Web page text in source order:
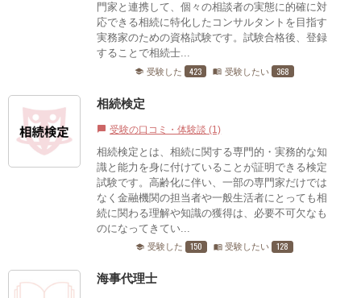
門家と連携して、個々の相談者の実態に的確に対
応できる相続に特化したコンサルタントを目指す
実務家のための資格試験です。試験合格後、登録
することで相続士...
school 受験した 423 menu_book 受験したい 368
相続検定
chat_bubble 受験の口コミ・体験談 (1)
相続検定とは、相続に関する専門的・実務的な知
識と能力を身に付けていることが証明できる検定
試験です。高齢化に伴い、一部の専門家だけでは
なく金融機関の担当者や一般生活者にとっても相
続に関わる理解や知識の獲得は、必要不可欠なも
のになってきてい...
school 受験した 150 menu_book 受験したい 128
海事代理士